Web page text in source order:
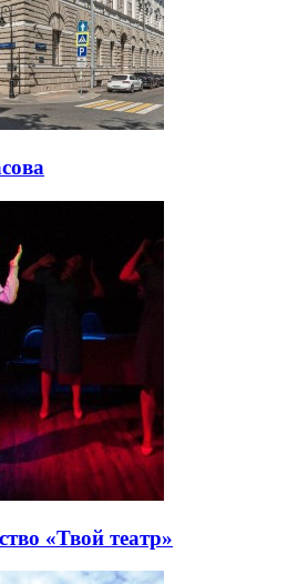
«Твой театр»